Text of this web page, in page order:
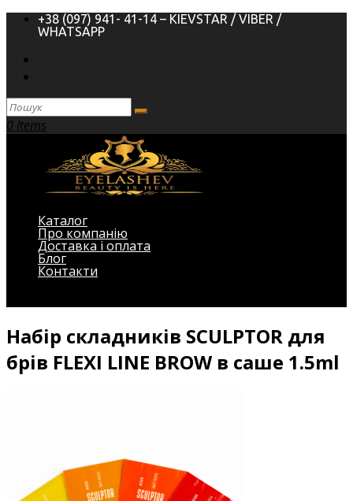
+38 (097) 941- 41-14 – KIEVSTAR / VIBER /
WHATSAPP
0 Items
Каталог
Про компанію
Доставка і оплата
Блог
Контакти
Набір складників SCULPTOR для
брів FLEXI LINE BROW в саше 1.5ml